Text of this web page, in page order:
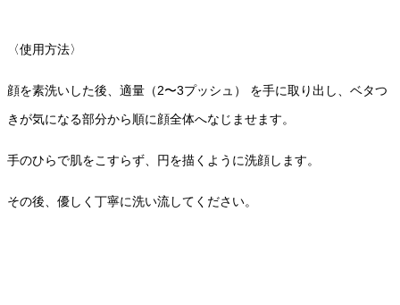
〈使用方法〉
顔を素洗いした後、適量（2〜3プッシュ） を手に取り出し、ベタつ
きが気になる部分から順に顔全体へなじませます。
手のひらで肌をこすらず、円を描くように洗顔します。
その後、優しく丁寧に洗い流してください。